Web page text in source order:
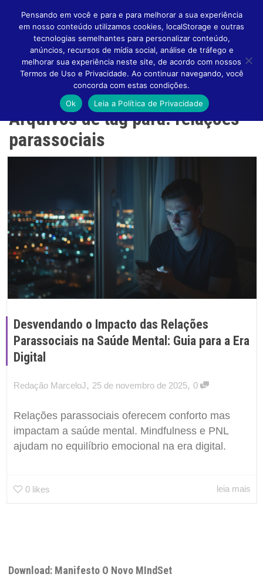
Arquivos de tag para: relações
parassociais
Desvendando o Impacto das Relações
Parassociais na Saúde Mental: Guia para a Era
Digital
Redação MarceloJ, 25 de novembro de 2025, 0
Relações parassociais oferecem conforto mas
impactam a saúde mental. Mindfulness e PNL
ajudam no equilíbrio emocional na era digital.
0 likes leia mais
Download: Manifesto O Novo MIndSet
Pensando em você e para e para melhorar a sua experiência
em nosso conteúdo utilizamos cookies, localStorage e outras
tecnologias semelhantes para personalizar conteúdo,
anúncios, recursos de mídia social, análise de tráfego e
melhorar sua experiência neste site, de acordo com nossos
Termos de Uso e Privacidade. Ao continuar navegando, você
concorda com estas condições.
Ok
Leia a Política de Privacidade